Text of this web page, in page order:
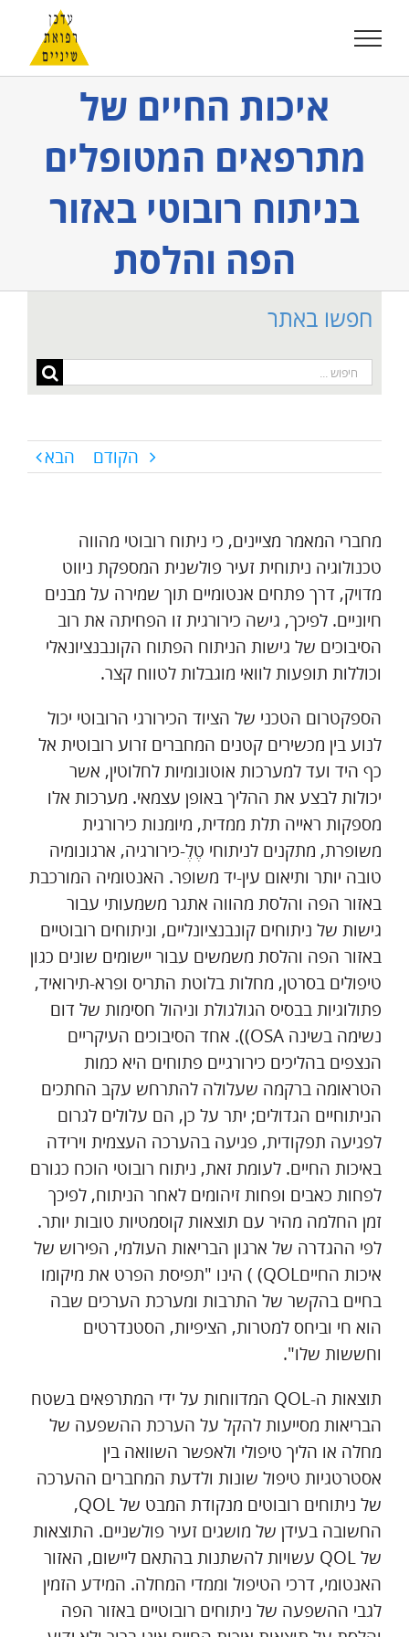
לתוכן
איכות החיים של
מתרפאים המטופלים
בניתוח רובוטי באזור
הפה והלסת
הקודם הבא
מחברי המאמר מציינים, כי ניתוח רובוטי מהווה
טכנולוגיה ניתוחית זעיר פולשנית המספקת ניווט
מדויק, דרך פתחים אנטומיים תוך שמירה על מבנים
חיוניים. לפיכך, גישה כירורגית זו הפחיתה את רוב
הסיבוכים של גישות הניתוח הפתוח הקונבנציונאלי
וכוללות תופעות לוואי מוגבלות לטווח קצר.
הספקטרום הטכני של הציוד הכירורגי הרובוטי יכול
לנוע בין מכשירים קטנים המחברים זרוע רובוטית אל
כף היד ועד למערכות אוטונומיות לחלוטין, אשר
יכולות לבצע את ההליך באופן עצמאי. מערכות אלו
מספקות ראייה תלת ממדית, מיומנות כירורגית
משופרת, מתקנים לניתוחי טֶלֶ-כירורגיה, ארגונומיה
טובה יותר ותיאום עין-יד משופר. האנטומיה המורכבת
באזור הפה והלסת מהווה אתגר משמעותי עבור
גישות של ניתוחים קונבנציונליים, וניתוחים רובוטיים
באזור הפה והלסת משמשים עבור יישומים שונים כגון
טיפולים בסרטן, מחלות בלוטת התריס ופרא-תירואיד,
פתולוגיות בבסיס הגולגולת וניהול חסימות של דום
נשימה בשינה OSA)). אחד הסיבוכים העיקריים
הנצפים בהליכים כירורגיים פתוחים היא כמות
הטראומה ברקמה שעלולה להתרחש עקב החתכים
הניתוחיים הגדולים; יתר על כן, הם עלולים לגרום
לפגיעה תפקודית, פגיעה בהערכה העצמית וירידה
באיכות החיים. לעומת זאת, ניתוח רובוטי הוכח כגורם
לפחות כאבים ופחות זיהומים לאחר הניתוח, לפיכך
זמן החלמה מהיר עם תוצאות קוסמטיות טובות יותר.
לפי ההגדרה של ארגון הבריאות העולמי, הפירוש של
איכות החייםQOL) ) הינו "תפיסת הפרט את מיקומו
בחיים בהקשר של התרבות ומערכת הערכים שבה
הוא חי וביחס למטרות, הציפיות, הסטנדרטים
וחששות שלו".
תוצאות ה-QOL המדווחות על ידי המתרפאים בשטח
הבריאות מסייעות להקל על הערכת ההשפעה של
מחלה או הליך טיפולי ולאפשר השוואה בין
אסטרטגיות טיפול שונות ולדעת המחברים ההערכה
של ניתוחים רובוטים מנקודת המבט של QOL,
החשובה בעידן של מושגים זעיר פולשניים. התוצאות
של QOL עשויות להשתנות בהתאם ליישום, האזור
האנטומי, דרכי הטיפול וממדי המחלה. המידע הזמין
לגבי ההשפעה של ניתוחים רובוטיים באזור הפה
חפשו באתר
חיפוש...